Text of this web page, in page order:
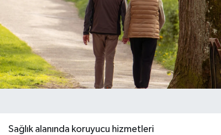
Sağlık alanında koruyucu hizmetleri